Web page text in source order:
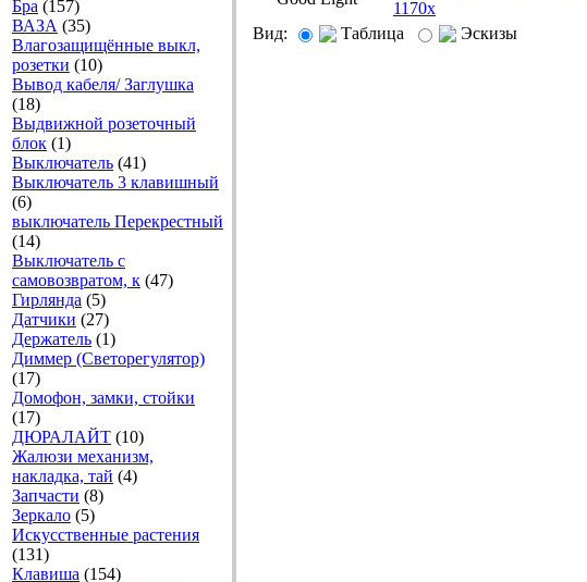
Бра (157)
ВАЗА (35)
Влагозащищённые выкл,
розетки (10)
Вывод кабеля/ Заглушка
(18)
Выдвижной розеточный
блок (1)
Выключатель (41)
Выключатель 3 клавишный
(6)
выключатель Перекрестный
(14)
Выключатель с
самовозвратом, к (47)
Гирлянда (5)
Датчики (27)
Держатель (1)
Диммер (Светорегулятор)
(17)
Домофон, замки, стойки
(17)
ДЮРАЛАЙТ (10)
Жалюзи механизм,
накладка, тай (4)
Запчасти (8)
Зеркало (5)
Искусственные растения
(131)
Клавиша (154)
1170x
Вид: Таблица
Эскизы